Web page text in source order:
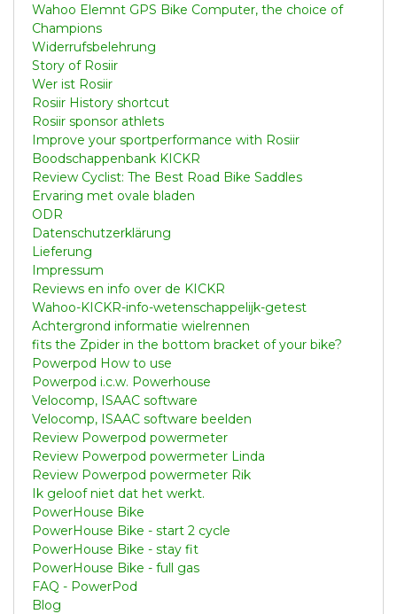
Wahoo Elemnt GPS Bike Computer, the choice of
Champions
Widerrufsbelehrung
Story of Rosiir
Wer ist Rosiir
Rosiir History shortcut
Rosiir sponsor athlets
Improve your sportperformance with Rosiir
Boodschappenbank KICKR
Review Cyclist: The Best Road Bike Saddles
Ervaring met ovale bladen
ODR
Datenschutzerklärung
Lieferung
Impressum
Reviews en info over de KICKR
Wahoo-KICKR-info-wetenschappelijk-getest
Achtergrond informatie wielrennen
fits the Zpider in the bottom bracket of your bike?
Powerpod How to use
Powerpod i.c.w. Powerhouse
Velocomp, ISAAC software
Velocomp, ISAAC software beelden
Review Powerpod powermeter
Review Powerpod powermeter Linda
Review Powerpod powermeter Rik
Ik geloof niet dat het werkt.
PowerHouse Bike
PowerHouse Bike - start 2 cycle
PowerHouse Bike - stay fit
PowerHouse Bike - full gas
FAQ - PowerPod
Blog